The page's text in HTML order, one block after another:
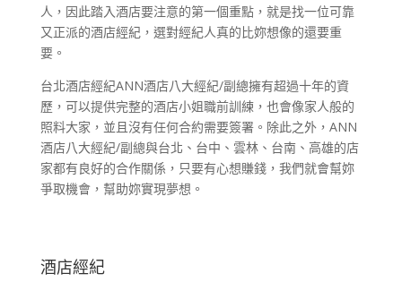
人，因此踏入酒店要注意的第一個重點，就是找一位可靠
又正派的酒店經紀，選對經紀人真的比妳想像的還要重
要。
台北酒店經紀ANN酒店八大經紀/副總擁有超過十年的資
歷，可以提供完整的酒店小姐職前訓練，也會像家人般的
照料大家，並且沒有任何合約需要簽署。除此之外，ANN
酒店八大經紀/副總與台北、台中、雲林、台南、高雄的店
家都有良好的合作關係，只要有心想賺錢，我們就會幫妳
爭取機會，幫助妳實現夢想。
酒店經紀